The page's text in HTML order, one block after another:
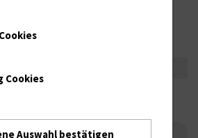
dem Labor
lab and MRI ...
de laborator ...
et l'imagerie ...
Cookies
Auswahl bestätigen